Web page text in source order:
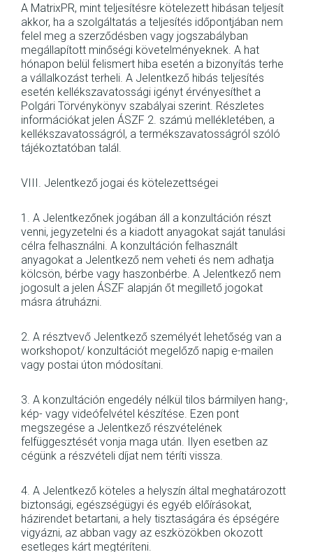
A MatrixPR, mint teljesítésre kötelezett hibásan teljesít
akkor, ha a szolgáltatás a teljesítés időpontjában nem
felel meg a szerződésben vagy jogszabályban
megállapított minőségi követelményeknek. A hat
hónapon belül felismert hiba esetén a bizonyítás terhe
a vállalkozást terheli. A Jelentkező hibás teljesítés
esetén kellékszavatossági igényt érvényesíthet a
Polgári Törvénykönyv szabályai szerint. Részletes
információkat jelen ÁSZF 2. számú mellékletében, a
kellékszavatosságról, a termékszavatosságról szóló
tájékoztatóban talál.
VIII. Jelentkező jogai és kötelezettségei
1. A Jelentkezőnek jogában áll a konzultáción részt
venni, jegyzetelni és a kiadott anyagokat saját tanulási
célra felhasználni. A konzultáción felhasznált
anyagokat a Jelentkező nem veheti és nem adhatja
kölcsön, bérbe vagy haszonbérbe. A Jelentkező nem
jogosult a jelen ÁSZF alapján őt megillető jogokat
másra átruházni.
2. A résztvevő Jelentkező személyét lehetőség van a
workshopot/ konzultációt megelőző napig e-mailen
vagy postai úton módosítani.
3. A konzultáción engedély nélkül tilos bármilyen hang-,
kép- vagy videófelvétel készítése. Ezen pont
megszegése a Jelentkező részvételének
felfüggesztését vonja maga után. Ilyen esetben az
cégünk a részvételi díjat nem téríti vissza.
4. A Jelentkező köteles a helyszín által meghatározott
biztonsági, egészségügyi és egyéb előírásokat,
házirendet betartani, a hely tisztaságára és épségére
vigyázni, az abban vagy az eszközökben okozott
esetleges kárt megtéríteni.